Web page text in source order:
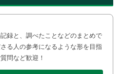
録と、調べたことなどのまとめで
る人の参考になるような形を目指
問など歓迎！